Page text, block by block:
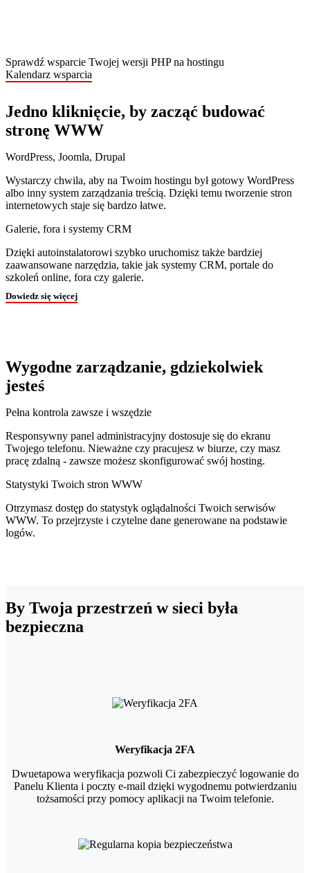
Sprawdź wsparcie Twojej wersji PHP na hostingu
Kalendarz wsparcia
Jedno kliknięcie, by zacząć budować
stronę WWW
WordPress, Joomla, Drupal
Wystarczy chwila, aby na Twoim hostingu był gotowy WordPress
albo inny system zarządzania treścią. Dzięki temu tworzenie stron
internetowych staje się bardzo łatwe.
Galerie, fora i systemy CRM
Dzięki autoinstalatorowi szybko uruchomisz także bardziej
zaawansowane narzędzia, takie jak systemy CRM, portale do
szkoleń online, fora czy galerie.
Dowiedz się więcej
Wygodne zarządzanie, gdziekolwiek
jesteś
Pełna kontrola zawsze i wszędzie
Responsywny panel administracyjny dostosuje się do ekranu
Twojego telefonu. Nieważne czy pracujesz w biurze, czy masz
pracę zdalną - zawsze możesz skonfigurować swój hosting.
Statystyki Twoich stron WWW
Otrzymasz dostęp do statystyk oglądalności Twoich serwisów
WWW. To przejrzyste i czytelne dane generowane na podstawie
logów.
By Twoja przestrzeń w sieci była
bezpieczna
Weryfikacja 2FA
Dwuetapowa weryfikacja pozwoli Ci zabezpieczyć logowanie do
Panelu Klienta i poczty e-mail dzięki wygodnemu potwierdzaniu
tożsamości przy pomocy aplikacji na Twoim telefonie.